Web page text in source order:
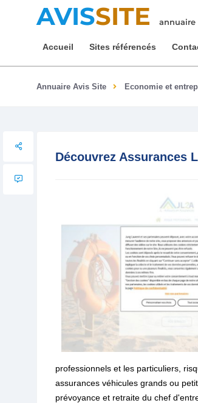
AVISSITE
Accueil Sites référencés
Annuaire Avis Site Economie et
Découvrez Assurances
professionnels et les particuliers,
assurances véhicules grands ou
prévoyance et retraite du chef